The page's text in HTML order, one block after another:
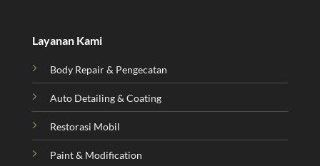
Layanan Kami
Body Repair & Pengecatan
Auto Detailing & Coating
Restorasi Mobil
Paint & Modification